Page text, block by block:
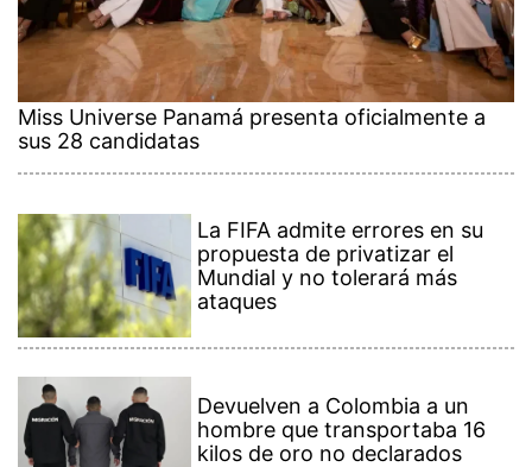
Miss Universe Panamá presenta oficialmente a
sus 28 candidatas
La FIFA admite errores en su
propuesta de privatizar el
Mundial y no tolerará más
ataques
Devuelven a Colombia a un
hombre que transportaba 16
kilos de oro no declarados